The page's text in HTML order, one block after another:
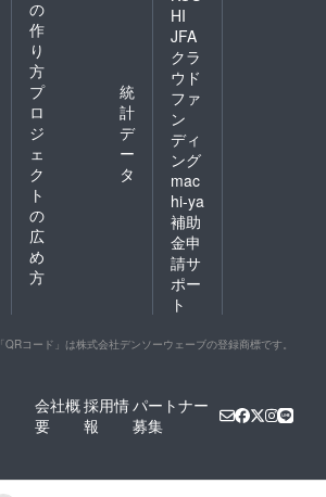
の
作
り
方
プ
ロ
ジ
ェ
ク
ト
の
広
め
方
統
計
デ
ー
タ
HI
JFA
クラ
ウド
ファ
ン
ディ
ング
mac
hi-ya
補助
金申
請サ
ポー
ト
「QRコード」は株式会社デンソーウェーブの登録商標です。
会社概
要
採用情
報
パートナー
募集